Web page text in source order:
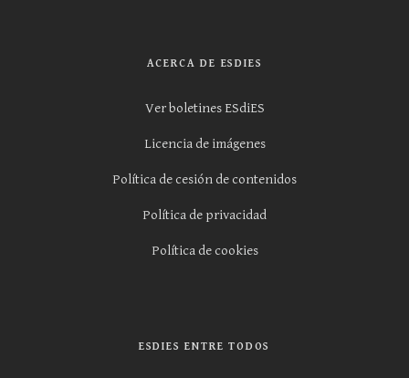
ACERCA DE ESDIES
Ver boletines ESdiES
Licencia de imágenes
Política de cesión de contenidos
Política de privacidad
Política de cookies
ESDIES ENTRE TODOS